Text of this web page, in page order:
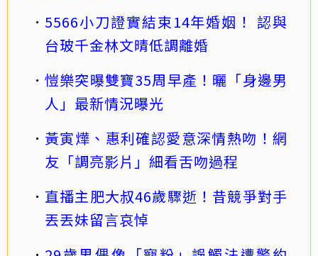
5566小刀證實結束14年婚姻！ 認與
台玻千金林文晴低調離婚
愷樂突曝雙寶35周早產！曬「身邊男
人」最新情況曝光
黃寅燁、惠利確認愛意深情熱吻！網
友「調亮影片」細看舌吻過程
直播主肥大叔46歲驟逝！昔競爭對手
丟丟妹留言哀悼